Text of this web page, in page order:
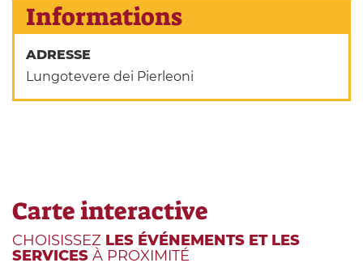
Informations
ADRESSE
Lungotevere dei Pierleoni
Carte interactive
CHOISISSEZ LES ÉVÉNEMENTS ET LES
SERVICES À PROXIMITÉ